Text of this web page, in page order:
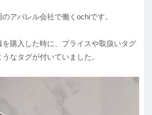
アパレル会社で働くochiです。
購入した時に、プライスや取扱いタグ
なタグが付いていました。